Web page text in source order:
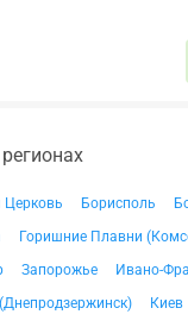
Церковь Борисполь
Горишние Плавни
Запорожье Ивано-
Киев